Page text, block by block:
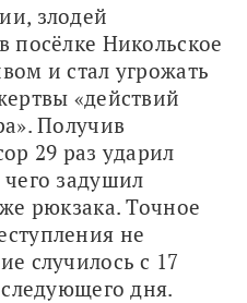
злодей
посёлке Никольское
и стал угрожать
«действий
Получив
29 раз ударил
задушил
рюкзака. Точное
не
случилось с 17
дня.